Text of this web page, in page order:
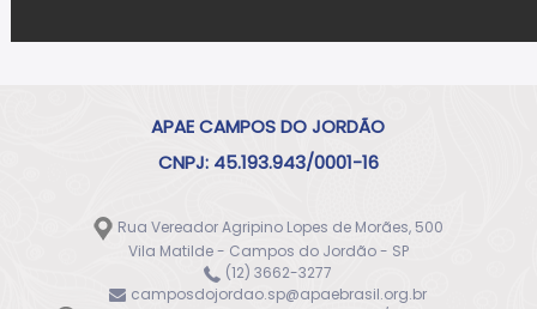
APAE CAMPOS DO JORDÃO
CNPJ: 45.193.943/0001-16
Rua Vereador Agripino Lopes de Morães, 500
Vila Matilde - Campos do Jordão - SP
(12) 3662-3277
camposdojordao.sp@apaebrasil.org.br